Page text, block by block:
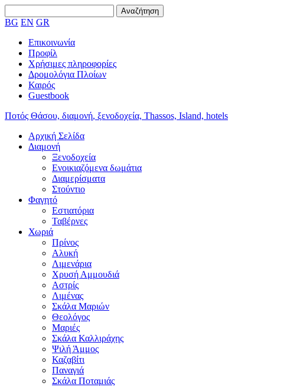
BG EN GR
Επικοινωνία
Προφίλ
Χρήσιμες πληροφορίες
Δρομολόγια Πλοίων
Καιρός
Guestbook
Ποτός Θάσου, διαμονή, ξενοδοχεία, Thassos, Island, hotels
Αρχική Σελίδα
Διαμονή
Ξενοδοχεία
Ενοικιαζόμενα δωμάτια
Διαμερίσματα
Στούντιο
Φαγητό
Εστιατόρια
Ταβέρνες
Χωριά
Πρίνος
Αλυκή
Λιμενάρια
Χρυσή Αμμουδιά
Αστρίς
Λιμένας
Σκάλα Μαριών
Θεολόγος
Μαριές
Σκάλα Καλλιράχης
Ψιλή Άμμος
Καζαβίτι
Παναγιά
Σκάλα Ποταμιάς